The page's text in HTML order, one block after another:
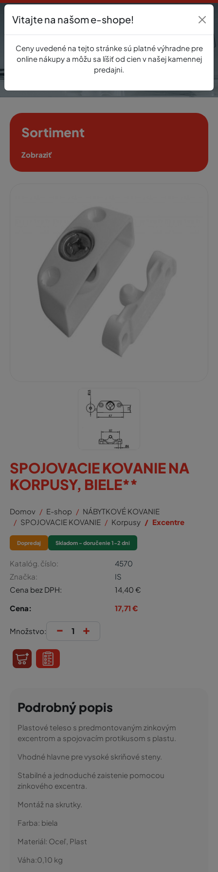
0
Sortiment
Zobraziť
SPOJOVACIE KOVANIE NA
KORPUSY, BIELE**
Domov E-shop
NÁBYTKOVÉ KOVANIE
SPOJOVACIE KOVANIE
Korpusy Excentre
Dopredaj Skladom - doručenie 1-2 dni
Katalóg. číslo:
4570
Značka:
IS
Cena bez DPH:
14,40 €
Cena:
17,71 €
Množstvo: - +
Podrobný popis
Plastové teleso s predmontovaným zinkovým
excentrom a spojovacím protikusom s plastu.
Vhodné hlavne pre vysoké skriňové steny.
Stabilné a jednoduché zaistenie pomocou
zinkového excentra.
Montáž na skrutky.
Farba: biela
Materiál: Oceľ, Plast
Váha:0,10 kg
Vitajte na našom e-shope!
Ceny uvedené na tejto stránke sú platné výhradne pre
online nákupy a môžu sa líšiť od cien v našej kamennej
predajni.